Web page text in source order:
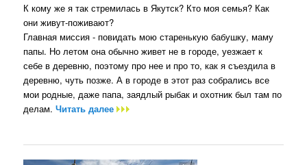
К кому же я так стремилась в Якутск? Кто моя семья? Как
они живут-поживают?
Главная миссия - повидать мою старенькую бабушку, маму
папы. Но летом она обычно живет не в городе, уезжает к
себе в деревню, поэтому про нее и про то, как я съездила в
деревню, чуть позже. А в городе в этот раз собрались все
мои родные, даже папа, заядлый рыбак и охотник был там по
делам.Читать далее